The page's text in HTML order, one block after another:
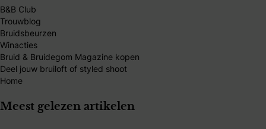
B&B Club
Trouwblog
Bruidsbeurzen
Winacties
Bruid & Bruidegom Magazine kopen
Deel jouw bruiloft of styled shoot
Home
Meest gelezen artikelen